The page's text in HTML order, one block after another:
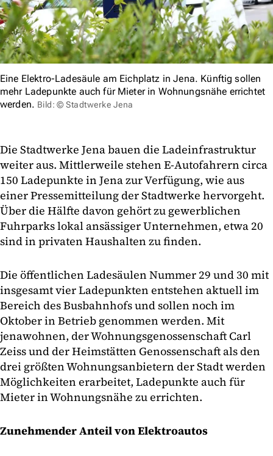
Eine Elektro-Ladesäule am Eichplatz in Jena. Künftig sollen
mehr Ladepunkte auch für Mieter in Wohnungsnähe errichtet
werden. Bild: © Stadtwerke Jena
Die Stadtwerke Jena bauen die Ladeinfrastruktur
weiter aus. Mittlerweile stehen E-Autofahrern circa
150 Ladepunkte in Jena zur Verfügung, wie aus
einer Pressemitteilung der Stadtwerke hervorgeht.
Über die Hälfte davon gehört zu gewerblichen
Fuhrparks lokal ansässiger Unternehmen, etwa 20
sind in privaten Haushalten zu finden.
Die öffentlichen Ladesäulen Nummer 29 und 30 mit
insgesamt vier Ladepunkten entstehen aktuell im
Bereich des Busbahnhofs und sollen noch im
Oktober in Betrieb genommen werden. Mit
jenawohnen, der Wohnungsgenossenschaft Carl
Zeiss und der Heimstätten Genossenschaft als den
drei größten Wohnungsanbietern der Stadt werden
Möglichkeiten erarbeitet, Ladepunkte auch für
Mieter in Wohnungsnähe zu errichten.
Zunehmender Anteil von Elektroautos